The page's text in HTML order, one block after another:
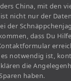
China, mit den
nicht nur der
der
dass Du
notwendig ist,
die
haben.